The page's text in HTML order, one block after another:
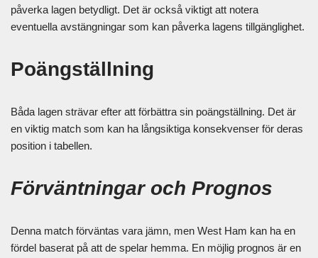
påverka lagen betydligt. Det är också viktigt att notera
eventuella avstängningar som kan påverka lagens tillgänglighet.
Poängställning
Båda lagen strävar efter att förbättra sin poängställning. Det är
en viktig match som kan ha långsiktiga konsekvenser för deras
position i tabellen.
Förväntningar och Prognos
Denna match förväntas vara jämn, men West Ham kan ha en
fördel baserat på att de spelar hemma. En möjlig prognos är en